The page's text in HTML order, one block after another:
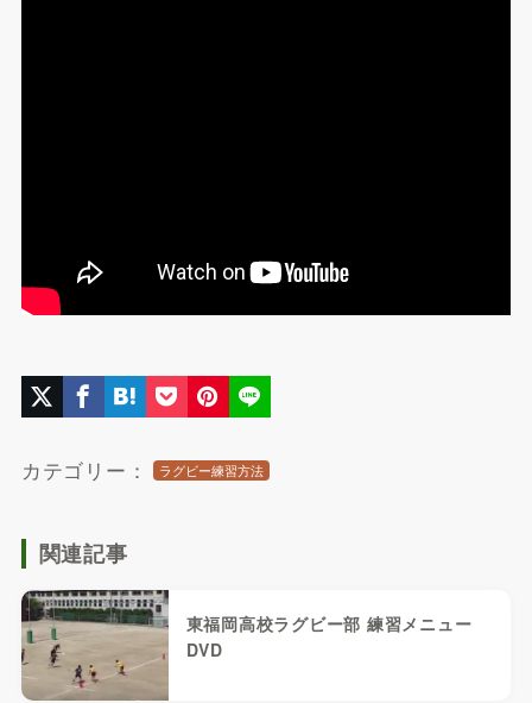
カテゴリー： ラグビー練習方法
関連記事
東福岡高校ラグビー部 練習メニュー
DVD